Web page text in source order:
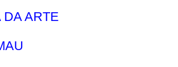
DA ARTE